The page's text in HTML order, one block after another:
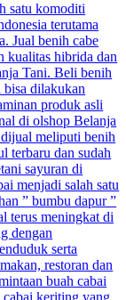
satu komoditi
terutama
Jual benih cabe
kualitas hibrida dan
Tani. Beli benih
bisa dilakukan
produk asli
di olshop Belanja
meliputi benih
terbaru dan sudah
sayuran di
menjadi salah satu
” bumbu dapur ”
terus meningkat di
dengan
serta
restoran dan
buah cabai
cabai keriting yang